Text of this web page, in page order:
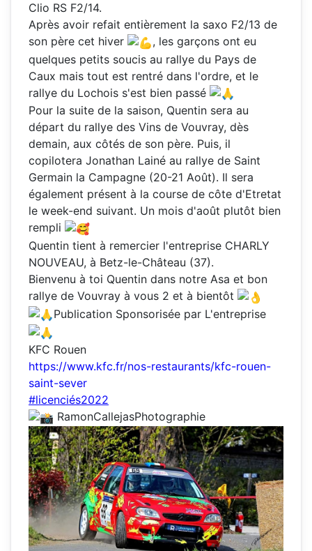
Clio RS F2/14.
Après avoir refait entièrement la saxo F2/13 de
son père cet hiver
, les garçons ont eu
quelques petits soucis au rallye du Pays de
Caux mais tout est rentré dans l'ordre, et le
rallye du Lochois s'est bien passé
Pour la suite de la saison, Quentin sera au
départ du rallye des Vins de Vouvray, dès
demain, aux côtés de son père. Puis, il
copilotera Jonathan Lainé au rallye de Saint
Germain la Campagne (20-21 Août). Il sera
également présent à la course de côte d'Etretat
le week-end suivant. Un mois d'août plutôt bien
rempli
Quentin tient à remercier l'entreprise CHARLY
NOUVEAU, à Betz-le-Château (37).
Bienvenu à toi Quentin dans notre Asa et bon
rallye de Vouvray à vous 2 et à bientôt
Publication Sponsorisée par L'entreprise
KFC Rouen
https://www.kfc.fr/nos-restaurants/kfc-rouen-
saint-sever
#licenciés2022
RamonCallejasPhotographie